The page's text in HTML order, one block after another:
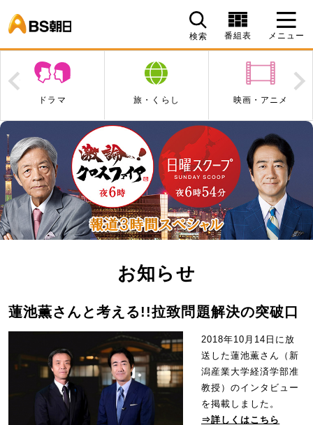
検索 番組表 メニュー
ドラマ 旅・くらし 映画・アニメ
Prev
お知らせ
蓮池薫さんと考える!!拉致問題解決の突破口
2018年10月14日に放
送した蓮池薫さん（新
潟産業大学経済学部准
教授）のインタビュー
を掲載しました。
⇒詳しくはこちら